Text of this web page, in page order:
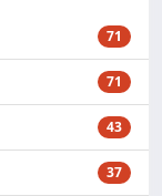
71
71
43
37